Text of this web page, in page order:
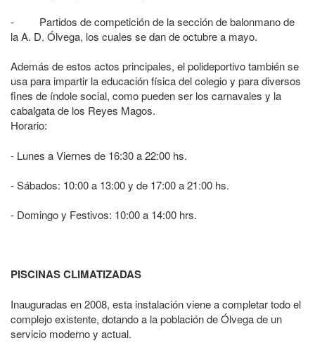
- Partidos de competición de la sección de balonmano de
la A. D. Ólvega, los cuales se dan de octubre a mayo.
Además de estos actos principales, el polideportivo también se
usa para impartir la educación física del colegio y para diversos
fines de índole social, como pueden ser los carnavales y la
cabalgata de los Reyes Magos.
Horario:
- Lunes a Viernes de 16:30 a 22:00 hs.
- Sábados: 10:00 a 13:00 y de 17:00 a 21:00 hs.
- Domingo y Festivos: 10:00 a 14:00 hrs.
PISCINAS CLIMATIZADAS
Inauguradas en 2008, esta instalación viene a completar todo el
complejo existente, dotando a la población de Ólvega de un
servicio moderno y actual.